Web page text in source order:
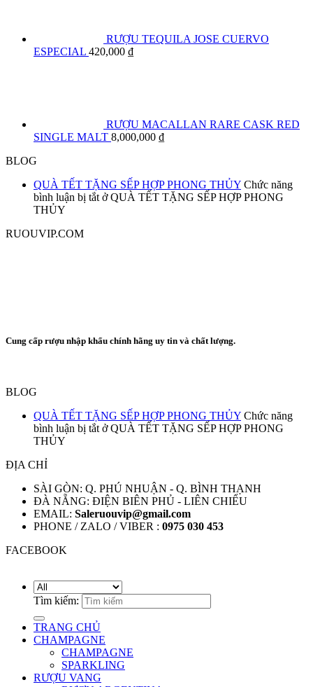
RƯỢU TEQUILA JOSE CUERVO
ESPECIAL 420,000 ₫
RƯỢU MACALLAN RARE CASK RED
SINGLE MALT 8,000,000 ₫
BLOG
QUÀ TẾT TẶNG SẾP HỢP PHONG THỦY Chức năng
bình luận bị tắt ở QUÀ TẾT TẶNG SẾP HỢP PHONG
THỦY
RUOUVIP.COM
Cung cấp rượu nhập khẩu chính hãng uy tin và chất lượng.
BLOG
QUÀ TẾT TẶNG SẾP HỢP PHONG THỦY Chức năng
bình luận bị tắt ở QUÀ TẾT TẶNG SẾP HỢP PHONG
THỦY
ĐỊA CHỈ
SÀI GÒN: Q. PHÚ NHUẬN - Q. BÌNH THẠNH
ĐÀ NẴNG: ĐIỆN BIÊN PHỦ - LIÊN CHIỂU
EMAIL: Saleruouvip@gmail.com
PHONE / ZALO / VIBER : 0975 030 453
FACEBOOK
Tìm kiếm:
TRANG CHỦ
CHAMPAGNE
CHAMPAGNE
SPARKLING
RƯỢU VANG